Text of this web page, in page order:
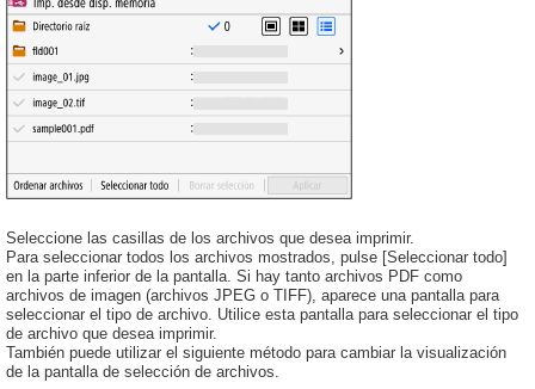
Seleccione las casillas de los archivos que desea imprimir.
Para seleccionar todos los archivos mostrados, pulse [Seleccionar todo]
en la parte inferior de la pantalla. Si hay tanto archivos PDF como
archivos de imagen (archivos JPEG o TIFF), aparece una pantalla para
seleccionar el tipo de archivo. Utilice esta pantalla para seleccionar el tipo
de archivo que desea imprimir.
También puede utilizar el siguiente método para cambiar la visualización
de la pantalla de selección de archivos.